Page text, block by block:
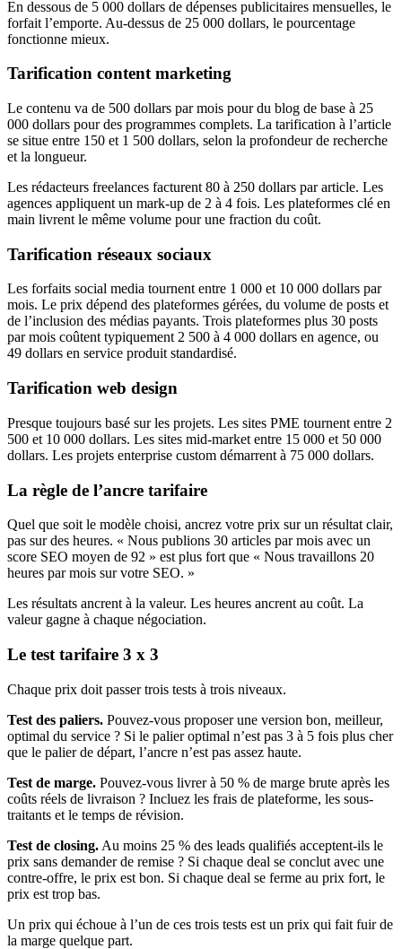
En dessous de 5 000 dollars de dépenses publicitaires mensuelles, le
forfait l’emporte. Au-dessus de 25 000 dollars, le pourcentage
fonctionne mieux.
Tarification content marketing
Le contenu va de 500 dollars par mois pour du blog de base à 25
000 dollars pour des programmes complets. La tarification à l’article
se situe entre 150 et 1 500 dollars, selon la profondeur de recherche
et la longueur.
Les rédacteurs freelances facturent 80 à 250 dollars par article. Les
agences appliquent un mark-up de 2 à 4 fois. Les plateformes clé en
main livrent le même volume pour une fraction du coût.
Tarification réseaux sociaux
Les forfaits social media tournent entre 1 000 et 10 000 dollars par
mois. Le prix dépend des plateformes gérées, du volume de posts et
de l’inclusion des médias payants. Trois plateformes plus 30 posts
par mois coûtent typiquement 2 500 à 4 000 dollars en agence, ou
49 dollars en service produit standardisé.
Tarification web design
Presque toujours basé sur les projets. Les sites PME tournent entre 2
500 et 10 000 dollars. Les sites mid-market entre 15 000 et 50 000
dollars. Les projets enterprise custom démarrent à 75 000 dollars.
La règle de l’ancre tarifaire
Quel que soit le modèle choisi, ancrez votre prix sur un résultat clair,
pas sur des heures. « Nous publions 30 articles par mois avec un
score SEO moyen de 92 » est plus fort que « Nous travaillons 20
heures par mois sur votre SEO. »
Les résultats ancrent à la valeur. Les heures ancrent au coût. La
valeur gagne à chaque négociation.
Le test tarifaire 3 x 3
Chaque prix doit passer trois tests à trois niveaux.
Test des paliers. Pouvez-vous proposer une version bon, meilleur,
optimal du service ? Si le palier optimal n’est pas 3 à 5 fois plus cher
que le palier de départ, l’ancre n’est pas assez haute.
Test de marge. Pouvez-vous livrer à 50 % de marge brute après les
coûts réels de livraison ? Incluez les frais de plateforme, les sous-
traitants et le temps de révision.
Test de closing. Au moins 25 % des leads qualifiés acceptent-ils le
prix sans demander de remise ? Si chaque deal se conclut avec une
contre-offre, le prix est bon. Si chaque deal se ferme au prix fort, le
prix est trop bas.
Un prix qui échoue à l’un de ces trois tests est un prix qui fait fuir de
la marge quelque part.